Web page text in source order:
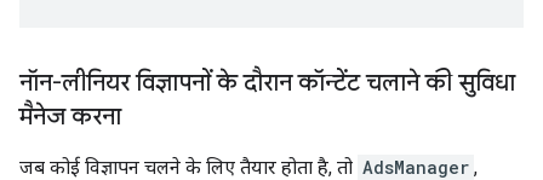
नॉन-लीनियर विज्ञापनों के दौरान कॉन्टेंट चलाने की सुविधा
मैनेज करना
जब कोई विज्ञापन चलने के लिए तैयार होता है, तो AdsManager ,